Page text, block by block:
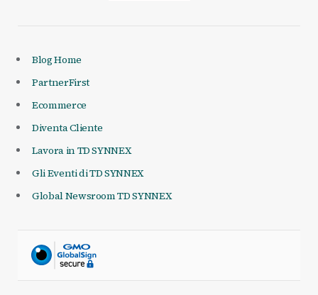
Blog Home
PartnerFirst
Ecommerce
Diventa Cliente
Lavora in TD SYNNEX
Gli Eventi di TD SYNNEX
Global Newsroom TD SYNNEX